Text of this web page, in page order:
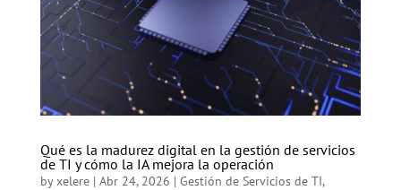
Qué es la madurez digital en la gestión de servicios
de TI y cómo la IA mejora la operación
byxelere| Abr 24, 2026 | Gestión de Servicios de TI,